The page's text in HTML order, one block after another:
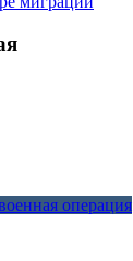
операция